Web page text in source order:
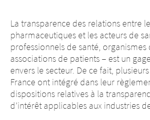
La transparence des relations entre
pharmaceutiques et les acteurs de
professionnels de santé, organismes
associations de patients – est un
envers le secteur. De ce fait,
France ont intégré dans leur
dispositions relatives à la
d’intérêt applicables aux industries